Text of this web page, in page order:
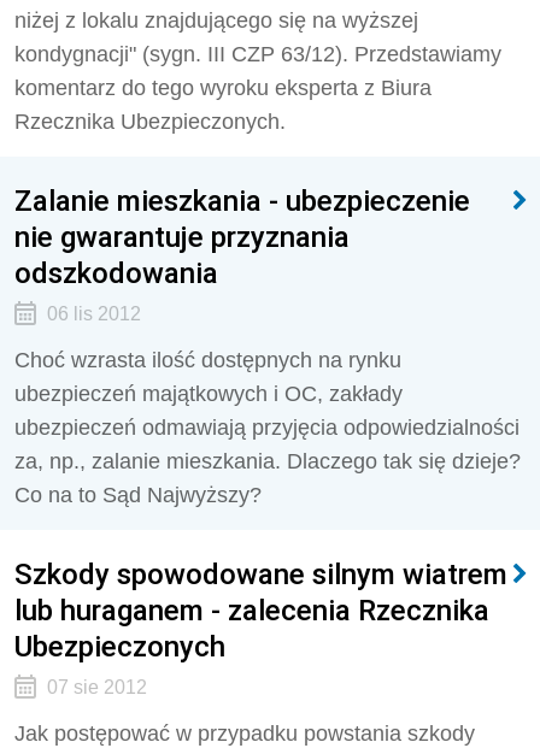
niżej z lokalu znajdującego się na wyższej
kondygnacji" (sygn. III CZP 63/12). Przedstawiamy
komentarz do tego wyroku eksperta z Biura
Rzecznika Ubezpieczonych.
Zalanie mieszkania - ubezpieczenie
nie gwarantuje przyznania
odszkodowania
06 lis 2012
Choć wzrasta ilość dostępnych na rynku
ubezpieczeń majątkowych i OC, zakłady
ubezpieczeń odmawiają przyjęcia odpowiedzialności
za, np., zalanie mieszkania. Dlaczego tak się dzieje?
Co na to Sąd Najwyższy?
Szkody spowodowane silnym wiatrem
lub huraganem - zalecenia Rzecznika
Ubezpieczonych
07 sie 2012
Jak postępować w przypadku powstania szkody